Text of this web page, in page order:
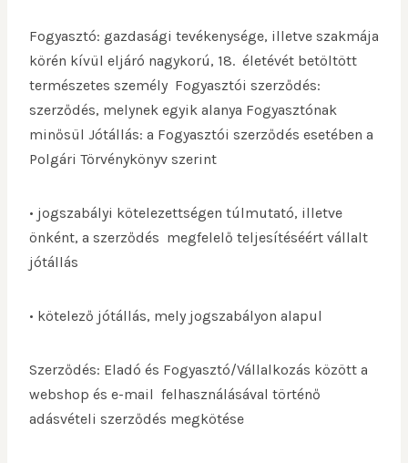
Fogyasztó: gazdasági tevékenysége, illetve szakmája
körén kívül eljáró nagykorú, 18. életévét betöltött
természetes személy Fogyasztói szerződés:
szerződés, melynek egyik alanya Fogyasztónak
minősül Jótállás: a Fogyasztói szerződés esetében a
Polgári Törvénykönyv szerint
• jogszabályi kötelezettségen túlmutató, illetve
önként, a szerződés megfelelő teljesítéséért vállalt
jótállás
• kötelező jótállás, mely jogszabályon alapul
Szerződés: Eladó és Fogyasztó/Vállalkozás között a
webshop és e-mail felhasználásával történő
adásvételi szerződés megkötése